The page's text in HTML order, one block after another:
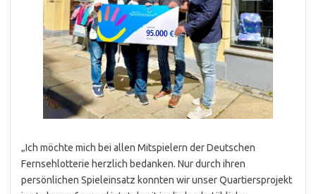
„Ich möchte mich bei allen Mitspielern der Deutschen
Fernsehlotterie herzlich bedanken. Nur durch ihren
persönlichen Spieleinsatz konnten wir unser Quartiersprojekt